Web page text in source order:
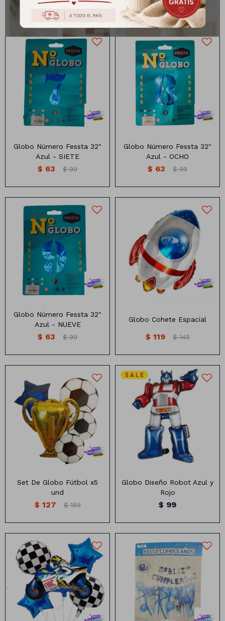
Globo Numero 32 pulgadas
color Azul
Globo Número Fessta 32"
Azul - SIETE
$ 63 $ 99
Globo Numero 32 pulgadas
color Azul
Globo Número Fessta 32"
Azul - OCHO
$ 63 $ 99
Globo Numero 32 pulgadas
color Azul
Globo Número Fessta 32"
Azul - NUEVE
$ 63 $ 99
Globo de Helio diseño
Cohete Espacial
Globo Cohete Espacial
$ 119 $ 149
Set x5 Globos Pelotas,
Estrella y Copa
Contiene: 3 Pelotas de Fútbol
+ 1 estrella y 1 copa.
Set De Globo Fútbol x5
und
$ 127 $ 159
Globo con diseño de robot
en color azul rojo y blanco.
Tamaño 54x71cm
Globo Diseño Robot Azul y
Rojo
$ 99
SET DE GLOBO MOTO + 4
GLOBOS
MEDIDAS MOTO: 64 x 50CM
GLOBOS 18´
1 GUIRNALDA F.CUMPLEAÑOS
ASTRONAUTA + CINTA
1 GLOBO COHETE 16″
1 GLOBO ASTRONAUTA 32 »
5 GLOBOS LATEX
TRANSPARENTES C/
ESTRELLAS 9″
7 GLOBOS LISOS 6″ AZUL –
CELESTE